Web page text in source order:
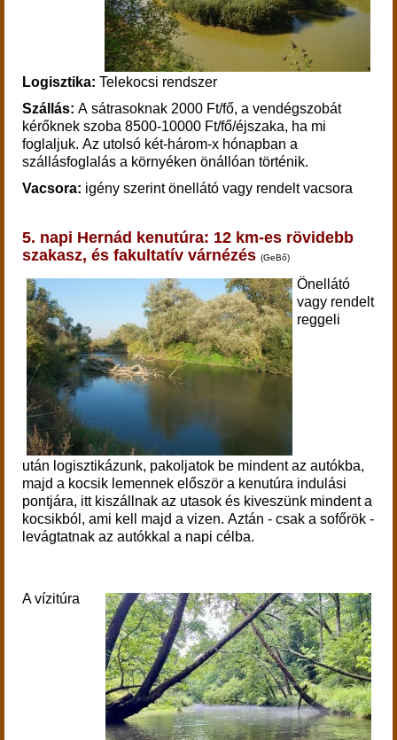
Logisztika: Telekocsi rendszer
Szállás: A sátrasoknak 2000 Ft/fő, a vendégszobát
kérőknek szoba 8500-10000 Ft/fő/éjszaka, ha mi
foglaljuk. Az utolsó két-három-x hónapban a
szállásfoglalás a környéken önállóan történik.
Vacsora: igény szerint önellátó vagy rendelt vacsora
5. napi Hernád kenutúra: 12 km-es rövidebb
szakasz, és fakultatív várnézés (GeBő)
Önellátó
vagy rendelt
reggeli
után logisztikázunk, pakoljatok be mindent az autókba,
majd a kocsik lemennek először a kenutúra indulási
pontjára, itt kiszállnak az utasok és kiveszünk mindent a
kocsikból, ami kell majd a vizen. Aztán - csak a sofőrök -
levágtatnak az autókkal a napi célba.
A vízitúra